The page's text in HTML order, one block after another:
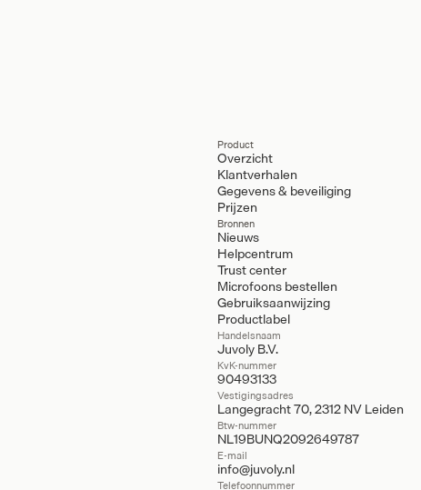
Product
Overzicht
Klantverhalen
Gegevens & beveiliging
Prijzen
Bronnen
Nieuws
Helpcentrum
Trust center
Microfoons bestellen
Gebruiksaanwijzing
Productlabel
Handelsnaam
Juvoly B.V.
KvK-nummer
90493133
Vestigingsadres
Langegracht 70, 2312 NV Leiden
Btw-nummer
NL19BUNQ2092649787
E-mail
info@juvoly.nl
Telefoonnummer